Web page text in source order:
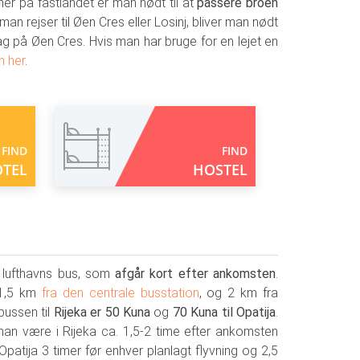
rejser til Øen Cres eller Losinj, bliver man nødt
Øen Cres. Hvis man har bruge for en lejet en
her.
FIND FIND
HOSTEL
bus, somafgår kort efter ankomsten.
kmfra den centrale busstation, og 2 km fra
til Rijeka er 50 Kunaog 70 Kuna til Opatija.
være i Rijeka ca. 1,5-2 time efter ankomsten
3 timer før enhver planlagt flyvning og 2,5